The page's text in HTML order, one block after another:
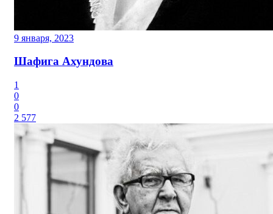
9 января, 2023
Шафига Ахундова
1
0
0
2 577